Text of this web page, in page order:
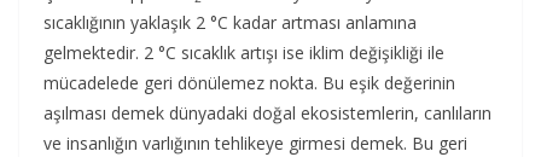
sıcaklığının yaklaşık 2 °C kadar artması anlamına
gelmektedir. 2 °C sıcaklık artışı ise iklim değişikliği ile
mücadelede geri dönülemez nokta. Bu eşik değerinin
aşılması demek dünyadaki doğal ekosistemlerin, canlıların
ve insanlığın varlığının tehlikeye girmesi demek. Bu geri